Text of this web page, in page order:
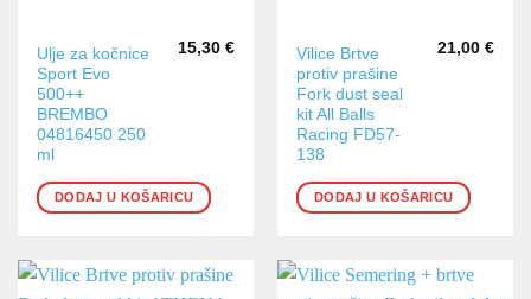
Ulje za kočnice
Sport Evo
500++
BREMBO
04816450 250
ml
15,30 €
DODAJ U KOŠARICU
Vilice Brtve
protiv prašine
Fork dust seal
kit All Balls
Racing FD57-
138
21,00 €
DODAJ U KOŠARICU